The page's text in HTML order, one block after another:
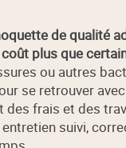
de qualité
plus que
ou autres
se retrouver
des frais et des
suivi,